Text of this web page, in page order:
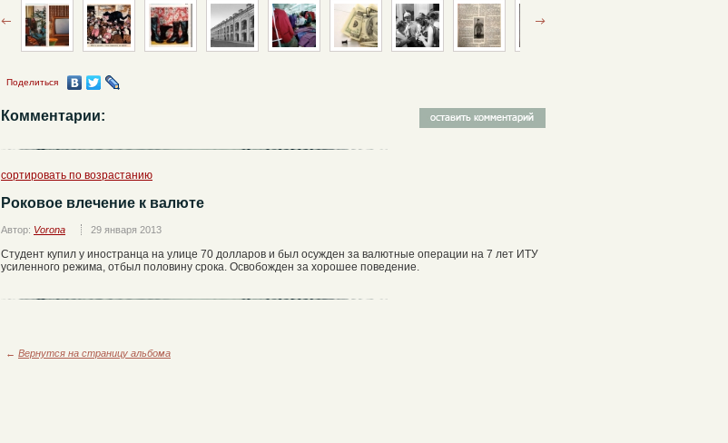
Поделиться
Комментарии:
сортировать по возрастанию
Роковое влечение к валюте
Автор: Vorona 29 января 2013
Студент купил у иностранца на улице 70 долларов и был осужден за валютные операции на 7 лет ИТУ
усиленного режима, отбыл половину срока. Освобожден за хорошее поведение.
← Вернутся на страницу альбома